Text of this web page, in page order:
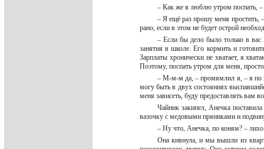
– Как же я люблю утром поспать, –
– Я ещё раз прошу меня простить,
рано, если в этом не будет острой
– Если бы дело было только в вас
занятия в школе. Его кормить и
Зарплаты хронически не хватает, я
Поэтому, поспать утром для меня,
– М-м-м да, – промямлил я, – я по
могу быть в двух состояниях
меня зависеть, буду предоставлять вам
Чайник закипел, Анечка
вазочку с медовыми пряниками и
– Ну что, Анечка, по коням? –
Она кивнула, и мы вышли из